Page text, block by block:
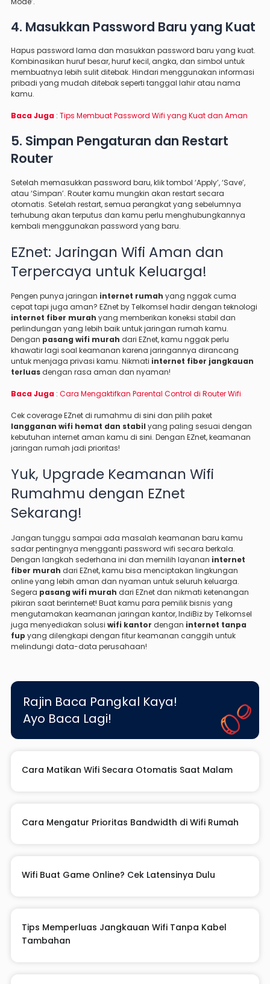
4. Masukkan Password Baru yang Kuat
Hapus password lama dan masukkan password baru yang kuat.
Kombinasikan huruf besar, huruf kecil, angka, dan simbol untuk
membuatnya lebih sulit ditebak. Hindari menggunakan informasi
pribadi yang mudah ditebak seperti tanggal lahir atau nama
kamu.
Baca Juga : Tips Membuat Password Wifi yang Kuat dan Aman
5. Simpan Pengaturan dan Restart
Router
Setelah memasukkan password baru, klik tombol ‘Apply’, ‘Save’,
atau ‘Simpan’. Router kamu mungkin akan restart secara
otomatis. Setelah restart, semua perangkat yang sebelumnya
terhubung akan terputus dan kamu perlu menghubungkannya
kembali menggunakan password yang baru.
EZnet: Jaringan Wifi Aman dan
Terpercaya untuk Keluarga!
Pengen punya jaringan internet rumah yang nggak cuma
cepat tapi juga aman? EZnet by Telkomsel hadir dengan teknologi
internet fiber murah yang memberikan koneksi stabil dan
perlindungan yang lebih baik untuk jaringan rumah kamu.
Dengan pasang wifi murah dari EZnet, kamu nggak perlu
khawatir lagi soal keamanan karena jaringannya dirancang
untuk menjaga privasi kamu. Nikmati internet fiber jangkauan
terluasdengan rasa aman dan nyaman!
Baca Juga : Cara Mengaktifkan Parental Control di Router Wifi
Cek coverage EZnet di rumahmu di sini dan pilih paket
langganan wifi hemat dan stabil yang paling sesuai dengan
kebutuhan internet aman kamu di sini. Dengan EZnet, keamanan
jaringan rumah jadi prioritas!
Yuk, Upgrade Keamanan Wifi
Rumahmu dengan EZnet
Sekarang!
Jangan tunggu sampai ada masalah keamanan baru kamu
sadar pentingnya mengganti password wifi secara berkala.
Dengan langkah sederhana ini dan memilih layanan internet
fiber murah dari EZnet, kamu bisa menciptakan lingkungan
online yang lebih aman dan nyaman untuk seluruh keluarga.
Segera pasang wifi murah dari EZnet dan nikmati ketenangan
pikiran saat berinternet! Buat kamu para pemilik bisnis yang
mengutamakan keamanan jaringan kantor, IndiBiz by Telkomsel
juga menyediakan solusi wifi kantor dengan internet tanpa
fup yang dilengkapi dengan fitur keamanan canggih untuk
melindungi data-data perusahaan!
Rajin Baca Pangkal Kaya!
Ayo Baca Lagi!
Cara Matikan Wifi Secara Otomatis Saat Malam
Cara Mengatur Prioritas Bandwidth di Wifi Rumah
Wifi Buat Game Online? Cek Latensinya Dulu
Tips Memperluas Jangkauan Wifi Tanpa Kabel
Tambahan